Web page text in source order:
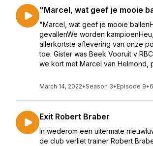
"Marcel, wat geef je mooie
"Marcel, wat geef je mooie
gevallenWe worden
allerkortste aflevering van onze
toe. Gister was Beek Vooruit v
we kort met Marcel van Helmond,
March 14, 2022•Season 3• Episode 9•
Exit Robert Braber
In wederom een uitermate
de club verliet trainer Robert